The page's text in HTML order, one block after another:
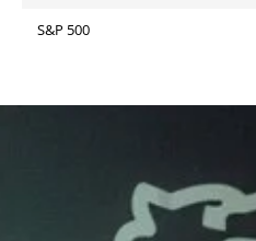
S&P 500